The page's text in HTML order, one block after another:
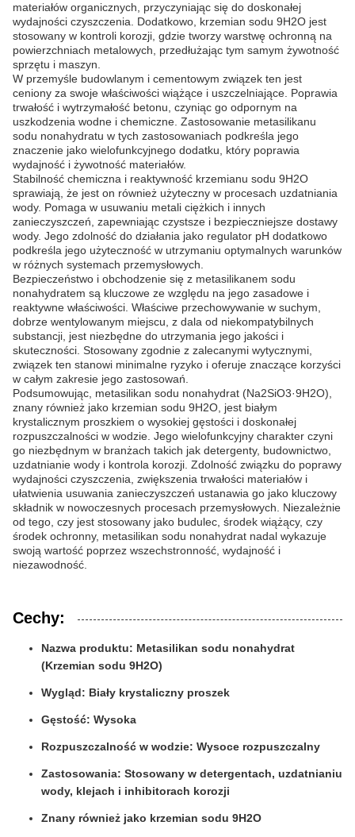
materiałów organicznych, przyczyniając się do doskonałej
wydajności czyszczenia. Dodatkowo, krzemian sodu 9H2O jest
stosowany w kontroli korozji, gdzie tworzy warstwę ochronną na
powierzchniach metalowych, przedłużając tym samym żywotność
sprzętu i maszyn.
W przemyśle budowlanym i cementowym związek ten jest
ceniony za swoje właściwości wiążące i uszczelniające. Poprawia
trwałość i wytrzymałość betonu, czyniąc go odpornym na
uszkodzenia wodne i chemiczne. Zastosowanie metasilikanu
sodu nonahydratu w tych zastosowaniach podkreśla jego
znaczenie jako wielofunkcyjnego dodatku, który poprawia
wydajność i żywotność materiałów.
Stabilność chemiczna i reaktywność krzemianu sodu 9H2O
sprawiają, że jest on również użyteczny w procesach uzdatniania
wody. Pomaga w usuwaniu metali ciężkich i innych
zanieczyszczeń, zapewniając czystsze i bezpieczniejsze dostawy
wody. Jego zdolność do działania jako regulator pH dodatkowo
podkreśla jego użyteczność w utrzymaniu optymalnych warunków
w różnych systemach przemysłowych.
Bezpieczeństwo i obchodzenie się z metasilikanem sodu
nonahydratem są kluczowe ze względu na jego zasadowe i
reaktywne właściwości. Właściwe przechowywanie w suchym,
dobrze wentylowanym miejscu, z dala od niekompatybilnych
substancji, jest niezbędne do utrzymania jego jakości i
skuteczności. Stosowany zgodnie z zalecanymi wytycznymi,
związek ten stanowi minimalne ryzyko i oferuje znaczące korzyści
w całym zakresie jego zastosowań.
Podsumowując, metasilikan sodu nonahydrat (Na2SiO3·9H2O),
znany również jako krzemian sodu 9H2O, jest białym
krystalicznym proszkiem o wysokiej gęstości i doskonałej
rozpuszczalności w wodzie. Jego wielofunkcyjny charakter czyni
go niezbędnym w branżach takich jak detergenty, budownictwo,
uzdatnianie wody i kontrola korozji. Zdolność związku do poprawy
wydajności czyszczenia, zwiększenia trwałości materiałów i
ułatwienia usuwania zanieczyszczeń ustanawia go jako kluczowy
składnik w nowoczesnych procesach przemysłowych. Niezależnie
od tego, czy jest stosowany jako budulec, środek wiążący, czy
środek ochronny, metasilikan sodu nonahydrat nadal wykazuje
swoją wartość poprzez wszechstronność, wydajność i
niezawodność.
Cechy:
Nazwa produktu: Metasilikan sodu nonahydrat
(Krzemian sodu 9H2O)
Wygląd: Biały krystaliczny proszek
Gęstość: Wysoka
Rozpuszczalność w wodzie: Wysoce rozpuszczalny
Zastosowania: Stosowany w detergentach, uzdatnianiu
wody, klejach i inhibitorach korozji
Znany również jako krzemian sodu 9H2O